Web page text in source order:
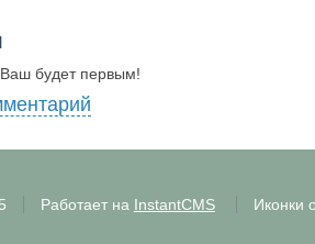
будет первым!
Работает на InstantCMS Иконки